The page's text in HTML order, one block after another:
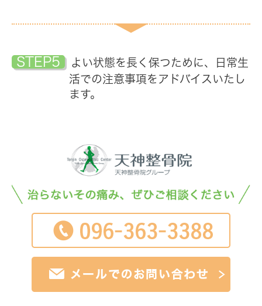
STEP5
よい状態を長く保つために、日常生
活での注意事項をアドバイスいたし
ます。